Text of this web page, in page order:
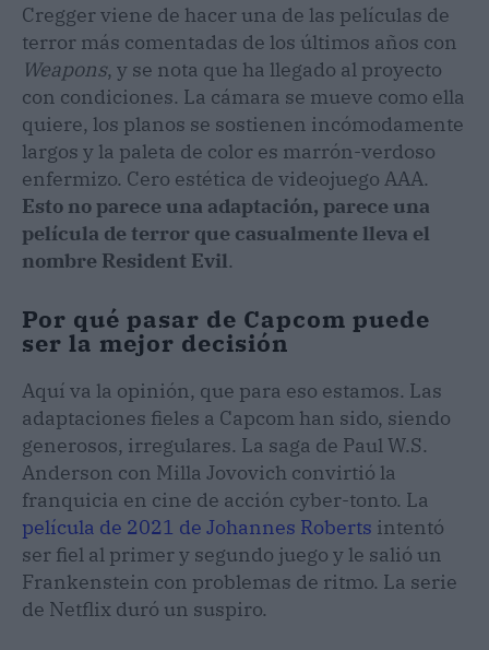
Cregger viene de hacer una de las películas de
terror más comentadas de los últimos años con
Weapons, y se nota que ha llegado al proyecto
con condiciones. La cámara se mueve como ella
quiere, los planos se sostienen incómodamente
largos y la paleta de color es marrón-verdoso
enfermizo. Cero estética de videojuego AAA.
Esto no parece una adaptación, parece una
película de terror que casualmente lleva el
nombre Resident Evil.
Por qué pasar de Capcom puede
ser la mejor decisión
Aquí va la opinión, que para eso estamos. Las
adaptaciones fieles a Capcom han sido, siendo
generosos, irregulares. La saga de Paul W.S.
Anderson con Milla Jovovich convirtió la
franquicia en cine de acción cyber-tonto. La
película de 2021 de Johannes Roberts intentó
ser fiel al primer y segundo juego y le salió un
Frankenstein con problemas de ritmo. La serie
de Netflix duró un suspiro.